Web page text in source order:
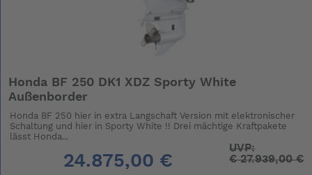
Honda BF 250 DK1 XDZ Sporty White
Außenborder
Honda BF 250 hier in extra Langschaft Version mit elektronischer
Schaltung und hier in Sporty White !! Drei mächtige Kraftpakete
lässt Honda...
24.875,00 €
UVP:
€27.939,00 €